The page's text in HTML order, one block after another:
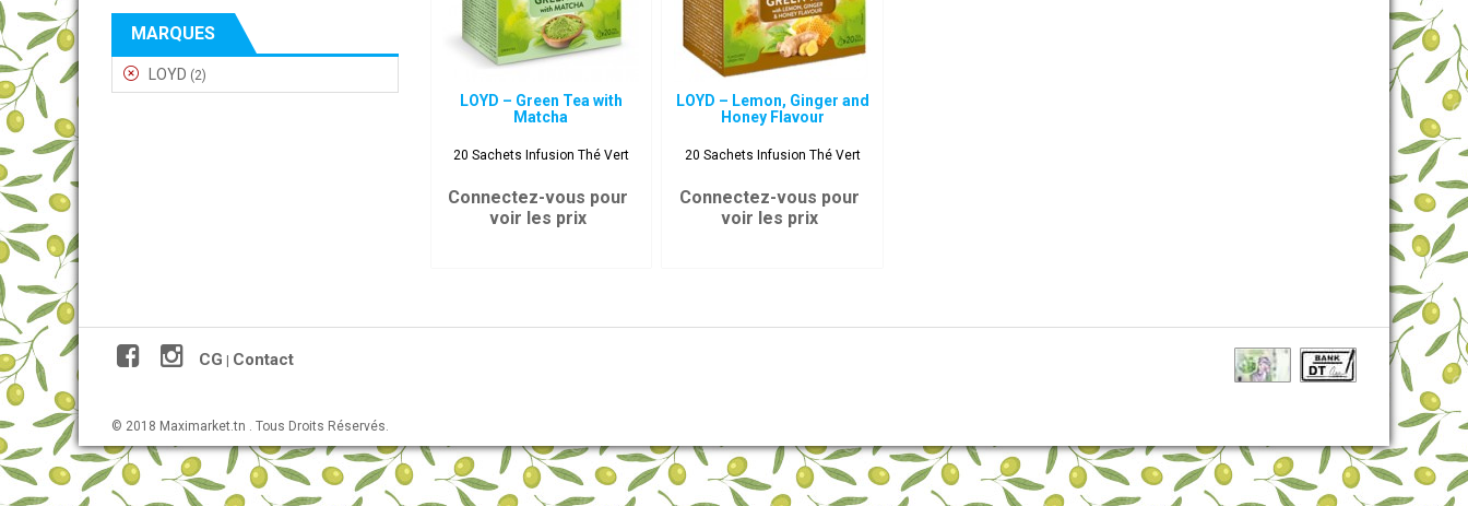
MARQUES
LOYD (2)
LOYD – Green Tea with
Matcha
20 Sachets Infusion Thé Vert
Connectez-vous pour
voir les prix
LOYD – Lemon, Ginger and
Honey Flavour
20 Sachets Infusion Thé Vert
Connectez-vous pour
voir les prix
CG Contact
© 2018 Maximarket.tn . Tous Droits Réservés.